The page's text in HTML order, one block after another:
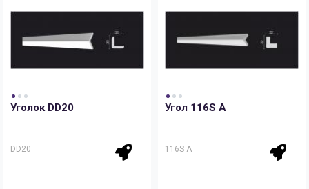
Уголок DD20
DD20
Угол 116S A
116S A